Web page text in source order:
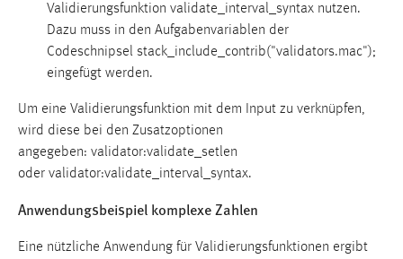
Validierungsfunktion validate_interval_syntax nutzen.
Dazu muss in den Aufgabenvariablen der
Codeschnipsel stack_include_contrib("validators.mac");
eingefügt werden.
Um eine Validierungsfunktion mit dem Input zu verknüpfen,
wird diese bei den Zusatzoptionen
angegeben: validator:validate_setlen
oder validator:validate_interval_syntax.
Anwendungsbeispiel komplexe Zahlen
Eine nützliche Anwendung für Validierungsfunktionen ergibt